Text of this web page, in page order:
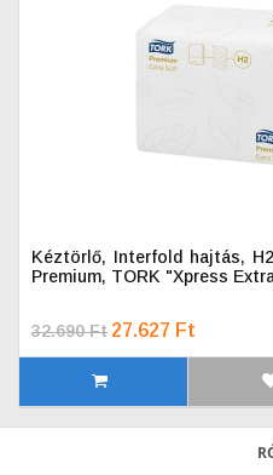
Kéztörlő, Interfold hajtás,
Premium, TORK "Xpress
32.690 Ft 27.627 Ft